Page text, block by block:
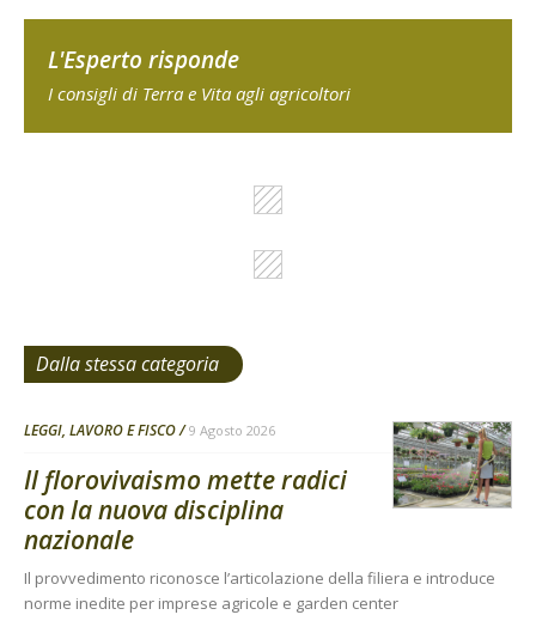
L'Esperto risponde
I consigli di Terra e Vita agli agricoltori
Dalla stessa categoria
LEGGI, LAVORO E FISCO 9 Agosto 2026
Il florovivaismo mette radici
con la nuova disciplina
nazionale
Il provvedimento riconosce l’articolazione della filiera e introduce
norme inedite per imprese agricole e garden center